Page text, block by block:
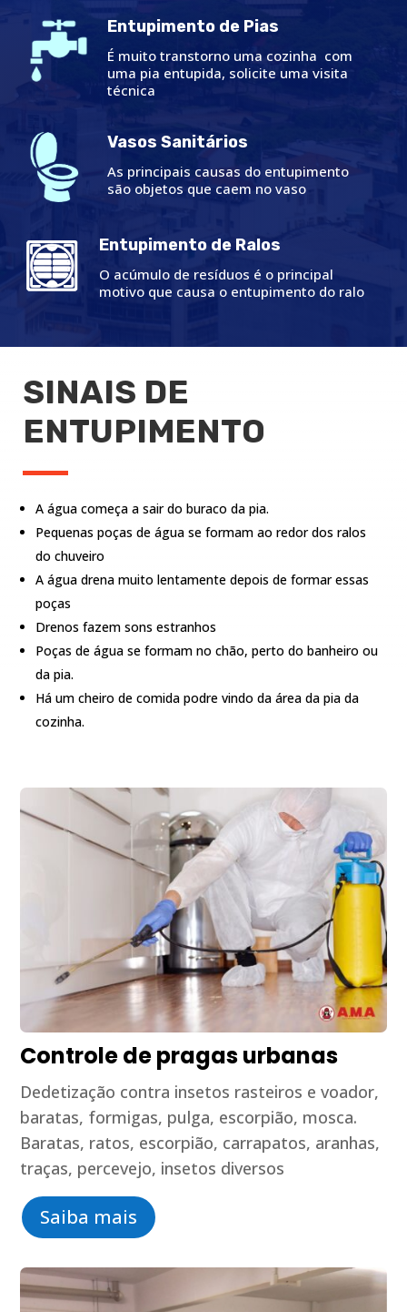
Entupimento de Pias
É muito transtorno uma cozinha com
uma pia entupida, solicite uma visita
técnica
Vasos Sanitários
As principais causas do entupimento
são objetos que caem no vaso
Entupimento de Ralos
O acúmulo de resíduos é o principal
motivo que causa o entupimento do ralo
SINAIS DE
ENTUPIMENTO
A água começa a sair do buraco da pia.
Pequenas poças de água se formam ao redor dos ralos
do chuveiro
A água drena muito lentamente depois de formar essas
poças
Drenos fazem sons estranhos
Poças de água se formam no chão, perto do banheiro ou
da pia.
Há um cheiro de comida podre vindo da área da pia da
cozinha.
Controle de pragas urbanas
Dedetização contra insetos rasteiros e voador,
baratas, formigas, pulga, escorpião, mosca.
Baratas, ratos, escorpião, carrapatos, aranhas,
traças, percevejo, insetos diversos
Saiba mais